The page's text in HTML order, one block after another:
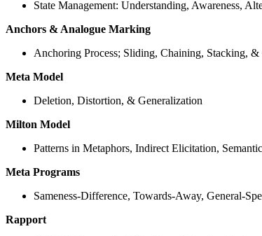
State Management: Understanding, Awareness,
Anchors & Analogue Marking
Anchoring Process; Sliding, Chaining, Stacking,
Meta Model
Deletion, Distortion, & Generalization
Milton Model
Patterns in Metaphors, Indirect Elicitation,
Meta Programs
Sameness-Difference, Towards-Away, General-
Rapport